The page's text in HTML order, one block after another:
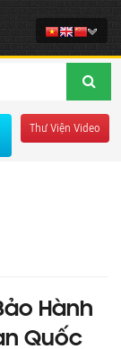
Thư Viện Video
Hành
Quốc